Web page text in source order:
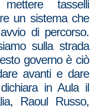
tasselli
un sistema che
di percorso.
sulla strada
governo è ciò
avanti e dare
in Aula il
Raoul Russo,